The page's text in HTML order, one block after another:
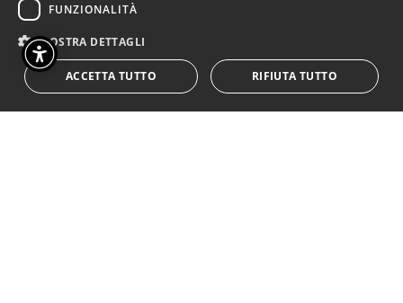
FUNZIONALITÀ
MOSTRA DETTAGLI
ACCETTA TUTTO RIFIUTA TUTTO